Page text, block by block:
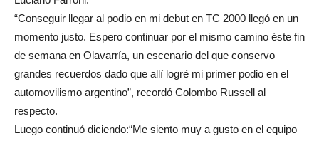
“Conseguir llegar al podio en mi debut en TC 2000 llegó en un
momento justo. Espero continuar por el mismo camino éste fin
de semana en Olavarría, un escenario del que conservo
grandes recuerdos dado que allí logré mi primer podio en el
automovilismo argentino”, recordó Colombo Russell al
respecto.
Luego continuó diciendo:“Me siento muy a gusto en el equipo